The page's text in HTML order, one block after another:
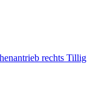
Tillig